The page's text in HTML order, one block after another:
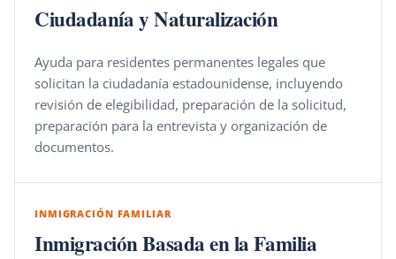
Ciudadanía y Naturalización
Ayuda para residentes permanentes legales que
solicitan la ciudadanía estadounidense, incluyendo
revisión de elegibilidad, preparación de la solicitud,
preparación para la entrevista y organización de
documentos.
INMIGRACIÓN FAMILIAR
Inmigración Basada en la Familia